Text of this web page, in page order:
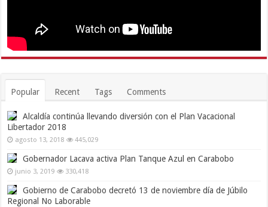
Popular Recent Tags Comments
Alcaldía continúa llevando diversión con el Plan Vacacional
Libertador 2018
agosto 13, 2018 445,029
Gobernador Lacava activa Plan Tanque Azul en Carabobo
junio 3, 2019 330,418
Gobierno de Carabobo decretó 13 de noviembre día de Júbilo
Regional No Laborable